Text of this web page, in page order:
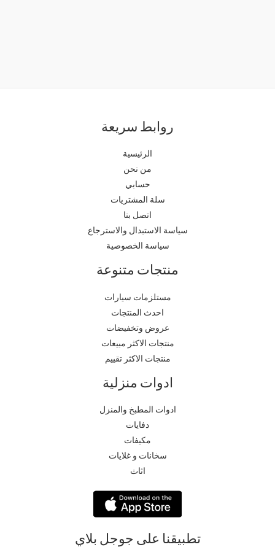
روابط سريعة
الرئيسية
من نحن
حسابي
سلة المشتريات
اتصل بنا
سياسة الاستبدال والاسترجاع
سياسة الخصوصية
منتجات متنوعة
مستلزمات سيارات
احدث المنتجات
عروض وتخفيضات
منتجات الاكثر مبيعات
منتجات الاكثر تقييم
ادوات منزلية
ادوات المطبخ والمنزل
دفايات
مكيفات
سخانات و غلايات
اثاث
تطبيقنا على جوجل بلاي